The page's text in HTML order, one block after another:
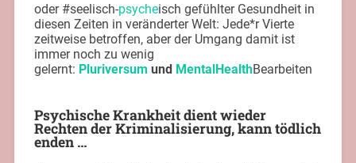
oder #seelisch-psycheisch gefühlter Gesundheit in
diesen Zeiten in veränderter Welt: Jede*r Vierte
zeitweise betroffen, aber der Umgang damit ist
immer noch zu wenig
gelernt: Pluriversum und MentalHealthBearbeiten
Psychische Krankheit dient wieder
Rechten der Kriminalisierung, kann tödlich
enden …